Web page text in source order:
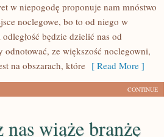
w niepogodę proponuje nam mnóstwo
noclegowe, bo to od niego w
będzie dzielić nas od
odnotować, ze większość noclegowni,
na obszarach, które [ Read More ]
CONTINUE
nas wiąże branżę